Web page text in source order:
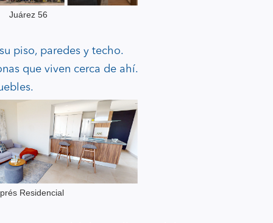
Juárez 56
piso, paredes y techo.
que viven cerca de ahí.
Residencial